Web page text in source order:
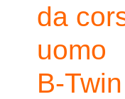
da
uomo
B-